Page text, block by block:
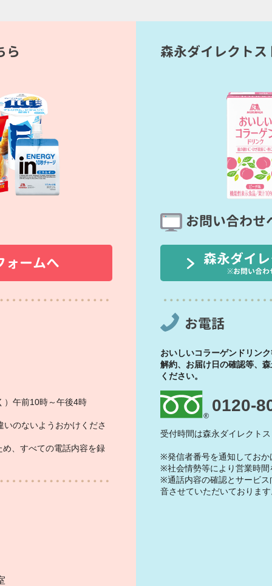
ら
ォームへ
午前10時～午後4時
のないようおかけくださ
、すべての電話内容を録
森永ダイレクト
お問い合わせ
森永ダイ
※お問い合わ
お電話
おいしいコラーゲンドリン
解約、お届け日の確認等、
ください。
0120-
受付時間は森永ダイレクト
※発信者番号を通知しておか
※社会情勢等により営業時
※通話内容の確認とサービ
音させていただいておりま